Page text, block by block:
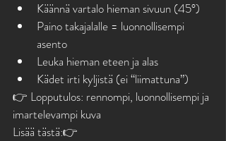
Käännä vartalo hieman sivuun (45°)
Paino takajalalle = luonnollisempi
asento
Leuka hieman eteen ja alas
Kädet irti kyljistä (ei “liimattuna”)
👉 Lopputulos: rennompi, luonnollisempi ja
imartelevampi kuva
Lisää tästä:👉